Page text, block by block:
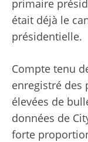
primaire
était déjà le
présidentielle.
Compte tenu
enregistré
élevées de
données de
forte